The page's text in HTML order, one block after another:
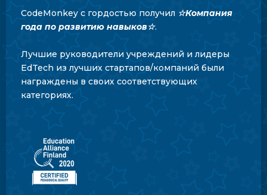
CodeMonkey с гордостью получил ☆Компания
года по развитию навыков☆.
Лучшие руководители учреждений и лидеры
EdTech из лучших стартапов/компаний были
награждены в своих соответствующих
категориях.